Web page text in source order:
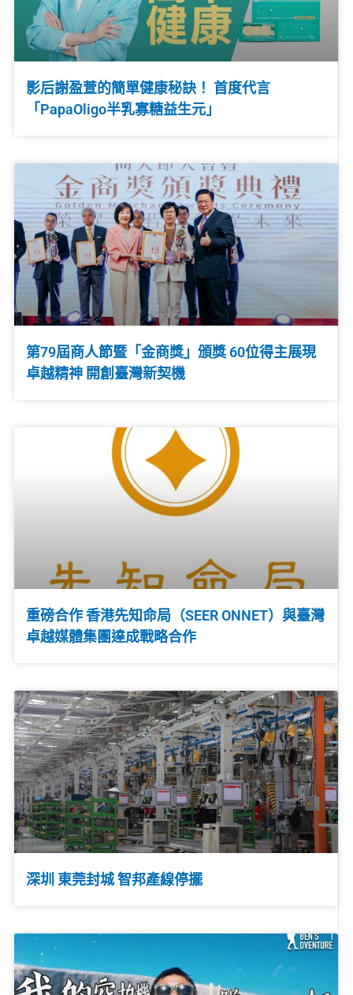
影后謝盈萱的簡單健康秘訣！ 首度代言
「PapaOligo半乳寡糖益生元」
第79屆商人節暨「金商獎」頒獎 60位得主展現
卓越精神 開創臺灣新契機
重磅合作 香港先知命局（SEER ONNET）與臺灣
卓越媒體集團達成戰略合作
深圳 東莞封城 智邦產線停擺